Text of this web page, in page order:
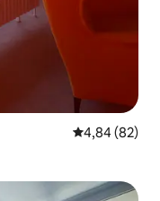
4,84 de uma
4,84 (82)